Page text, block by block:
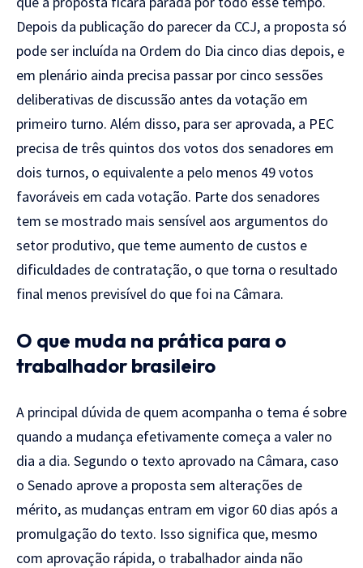
Depois da publicação do parecer da CCJ, a proposta só
pode ser incluída na Ordem do Dia cinco dias depois, e
em plenário ainda precisa passar por cinco sessões
deliberativas de discussão antes da votação em
primeiro turno. Além disso, para ser aprovada, a PEC
precisa de três quintos dos votos dos senadores em
dois turnos, o equivalente a pelo menos 49 votos
favoráveis em cada votação. Parte dos senadores
tem se mostrado mais sensível aos argumentos do
setor produtivo, que teme aumento de custos e
dificuldades de contratação, o que torna o resultado
final menos previsível do que foi na Câmara.
O que muda na prática para o
trabalhador brasileiro
A principal dúvida de quem acompanha o tema é sobre
quando a mudança efetivamente começa a valer no
dia a dia. Segundo o texto aprovado na Câmara, caso
o Senado aprove a proposta sem alterações de
mérito, as mudanças entram em vigor 60 dias após a
promulgação do texto. Isso significa que, mesmo
com aprovação rápida, o trabalhador ainda não